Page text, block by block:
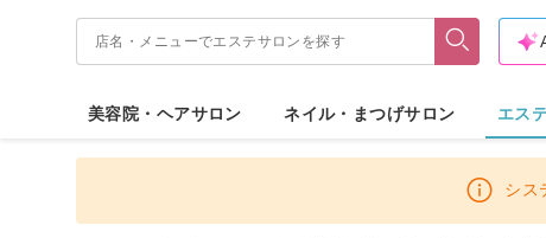
美容院・ヘアサロン ネイル・まつげサロン エス
シス